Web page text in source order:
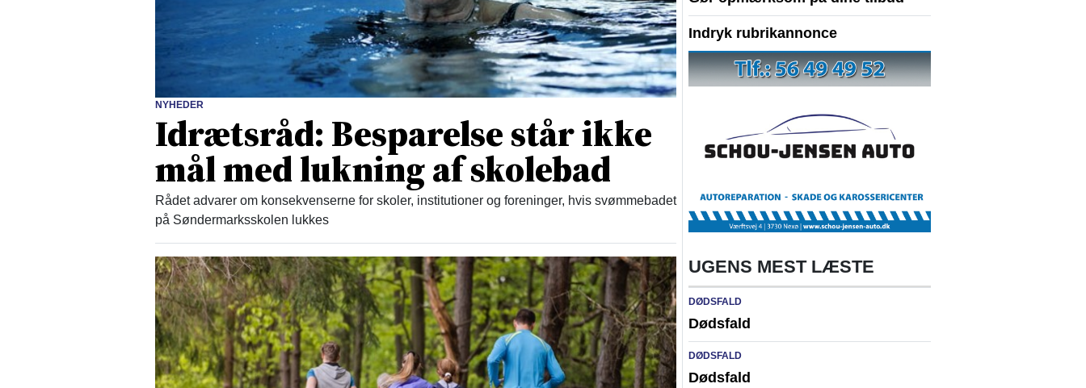
NYHEDER
Idrætsråd: Besparelse står ikke
mål med lukning af skolebad
Rådet advarer om konsekvenserne for skoler, institutioner og foreninger, hvis svømmebadet
på Søndermarksskolen lukkes
Indryk rubrikannonce
UGENS MEST LÆSTE
DØDSFALD
Dødsfald
DØDSFALD
Dødsfald